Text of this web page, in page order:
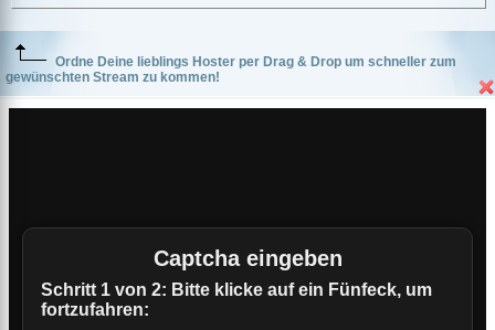
Ordne Deine lieblings Hoster per Drag & Drop um schneller zum
gewünschten Stream zu kommen!